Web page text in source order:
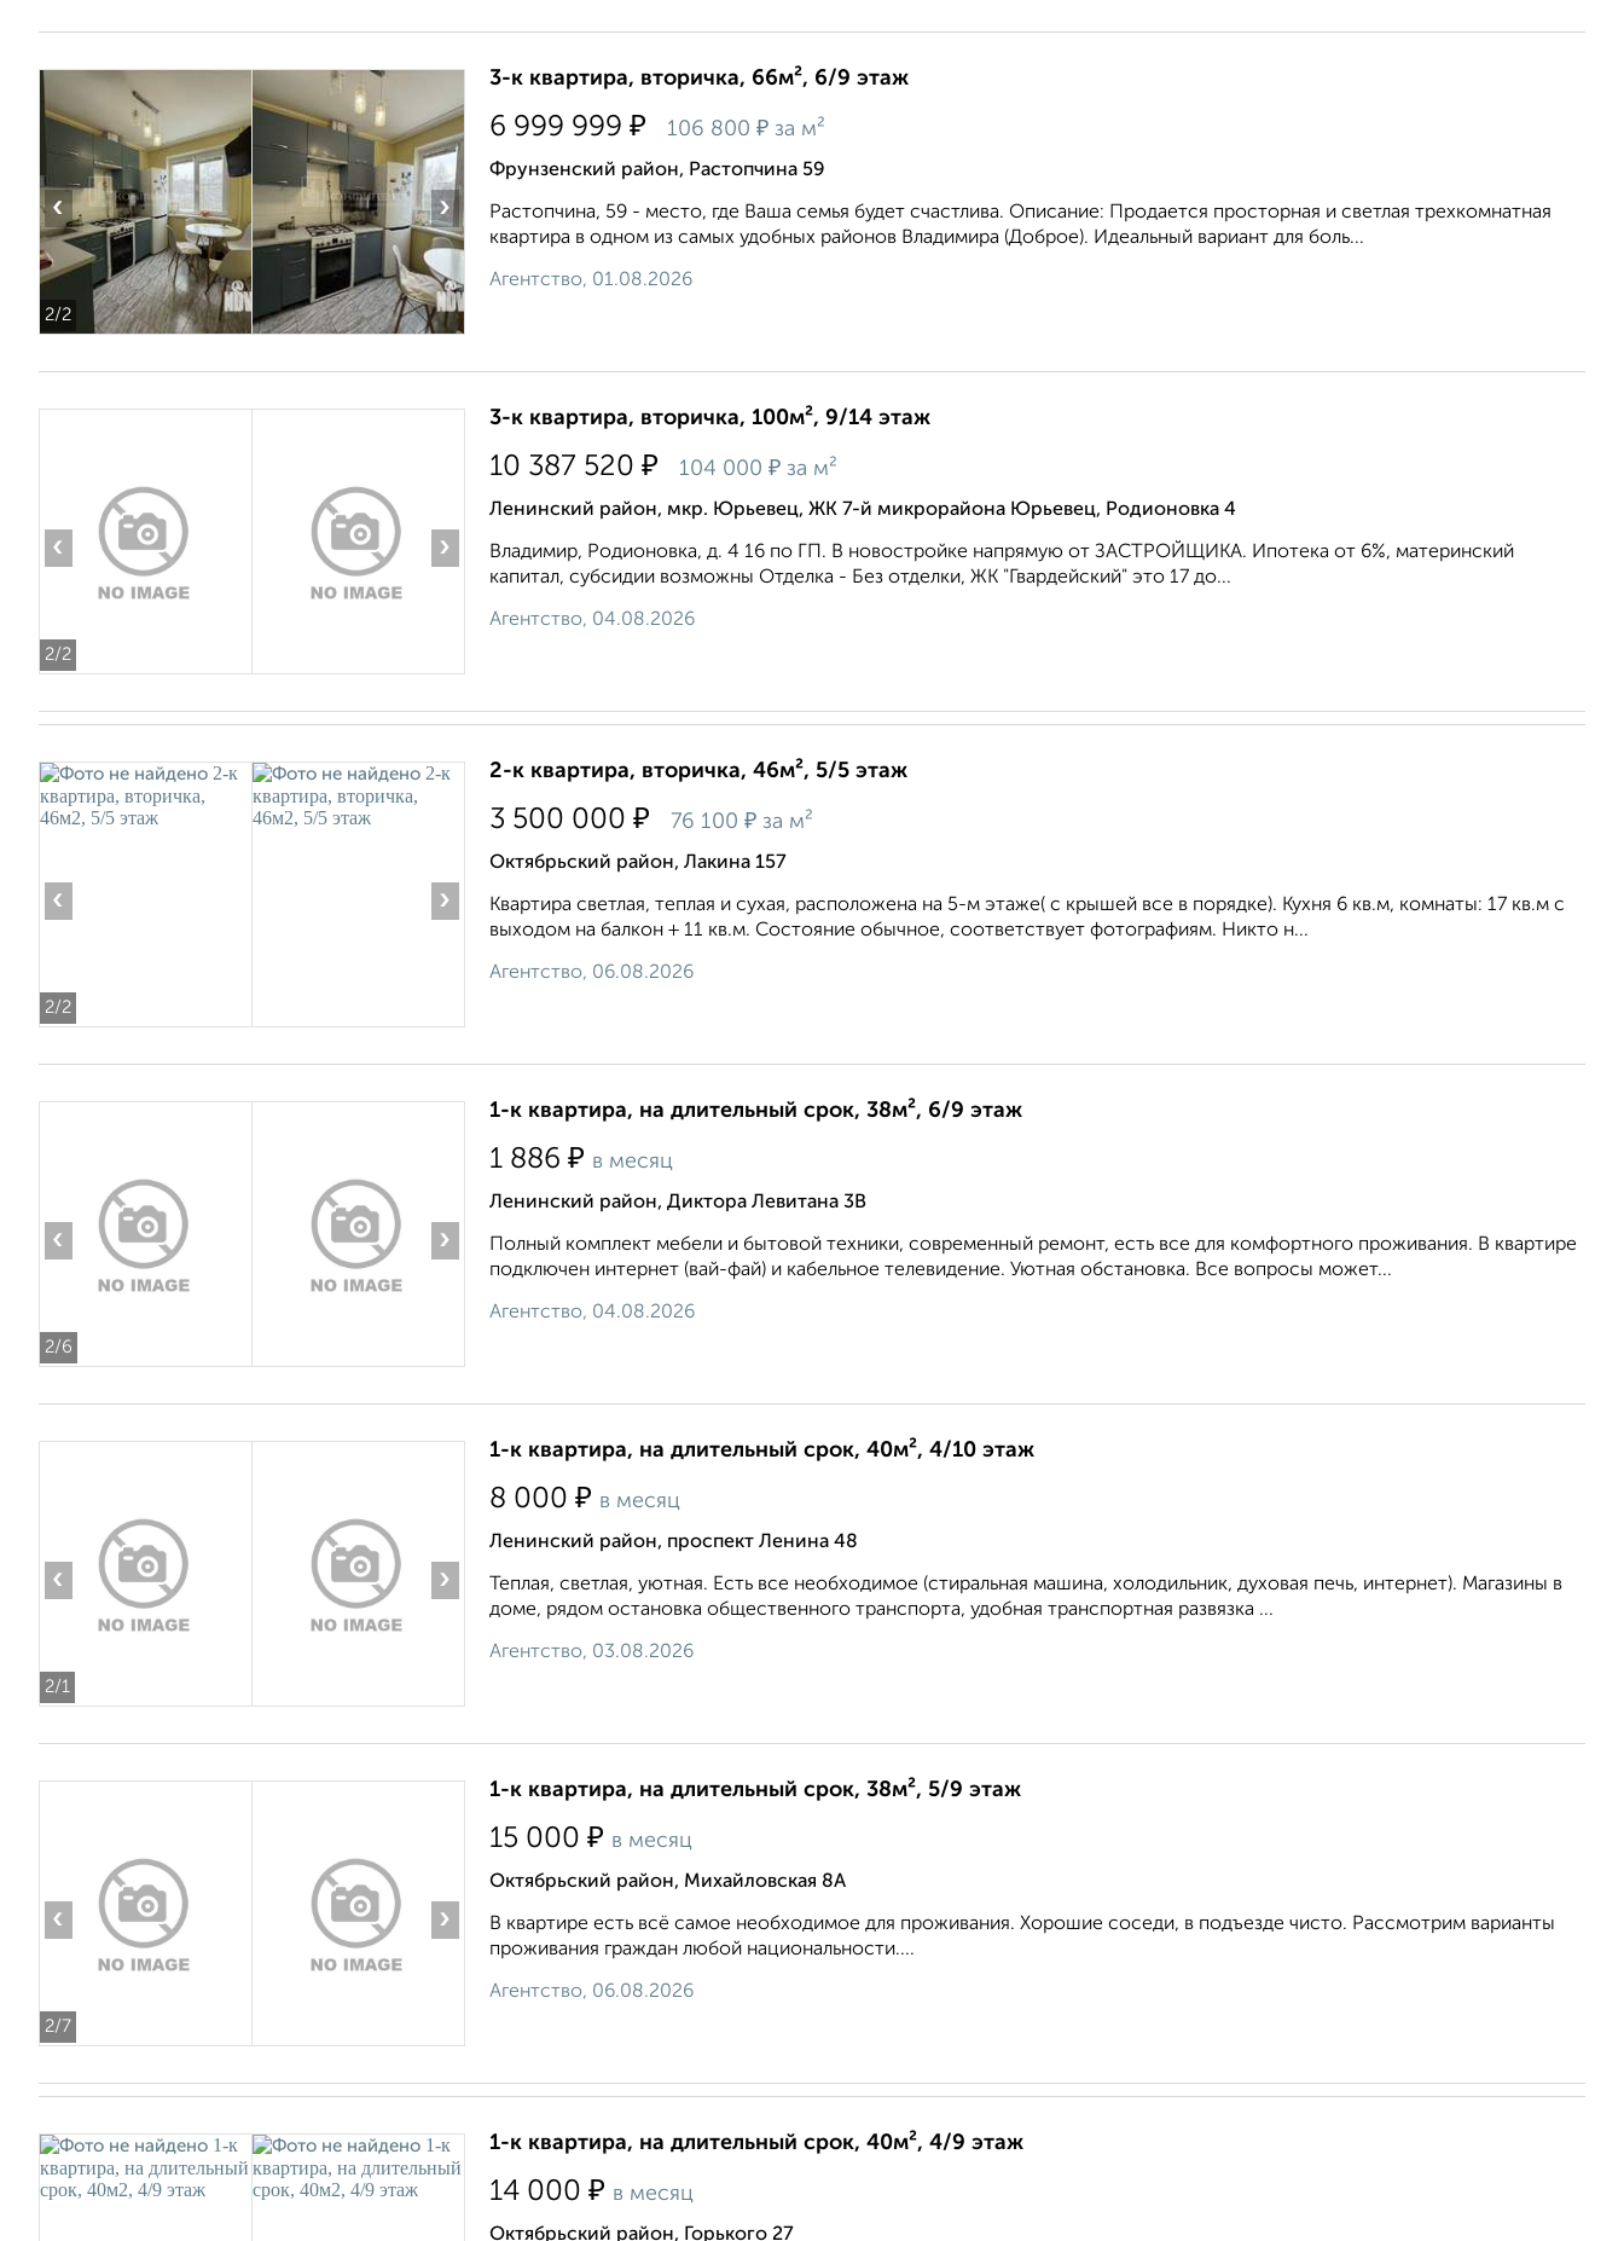
2/2
‹ ›
3-к квартира, вторичка, 66м², 6/9 этаж
6 999 999 ₽ 106 800 ₽ за м²
Фрунзенский район, Растопчина 59
Растопчина, 59 - место, где Ваша семья будет счастлива. Описание: Продается просторная и светлая трехкомнатная
квартира в одном из самых удобных районов Владимира (Доброе). Идеальный вариант для боль...
Агентство, 01.08.2026
2/2
‹ ›
3-к квартира, вторичка, 100м², 9/14 этаж
10 387 520 ₽ 104 000 ₽ за м²
Ленинский район, мкр. Юрьевец, ЖК 7-й микрорайона Юрьевец, Родионовка 4
Владимир, Родионовка, д. 4 16 по ГП. В новостройке напрямую от ЗАСТРОЙЩИКА. Ипотека от 6%, материнский
капитал, субсидии возможны Отделка - Без отделки, ЖК "Гвардейский" это 17 до...
Агентство, 04.08.2026
2/2
‹ ›
2-к квартира, вторичка, 46м², 5/5 этаж
3 500 000 ₽ 76 100 ₽ за м²
Октябрьский район, Лакина 157
Квартира светлая, теплая и сухая, расположена на 5-м этаже( с крышей все в порядке). Кухня 6 кв.м, комнаты: 17 кв.м с
выходом на балкон + 11 кв.м. Состояние обычное, соответствует фотографиям. Никто н...
Агентство, 06.08.2026
2/6
‹ ›
1-к квартира, на длительный срок, 38м², 6/9 этаж
1 886 ₽ в месяц
Ленинский район, Диктора Левитана 3В
Полный комплект мебели и бытовой техники, современный ремонт, есть все для комфортного проживания. В квартире
подключен интернет (вай-фай) и кабельное телевидение. Уютная обстановка. Все вопросы может...
Агентство, 04.08.2026
2/1
‹ ›
1-к квартира, на длительный срок, 40м², 4/10 этаж
8 000 ₽ в месяц
Ленинский район, проспект Ленина 48
Теплая, светлая, уютная. Есть все необходимое (стиральная машина, холодильник, духовая печь, интернет). Магазины в
доме, рядом остановка общественного транспорта, удобная транспортная развязка ...
Агентство, 03.08.2026
2/7
‹ ›
1-к квартира, на длительный срок, 38м², 5/9 этаж
15 000 ₽ в месяц
Октябрьский район, Михайловская 8А
В квартире есть всё самое необходимое для проживания. Хорошие соседи, в подъезде чисто. Рассмотрим варианты
проживания граждан любой национальности....
Агентство, 06.08.2026
1-к квартира, на длительный срок, 40м², 4/9 этаж
14 000 ₽ в месяц
Октябрьский район, Горького 27